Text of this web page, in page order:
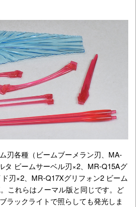
刃各種（ビームブーメラン刃、MA-
タ ビームサーベル刃×2、MR-Q15Aグ
刃×2、MR-Q17Xグリフォン2 ビーム
これらはノーマル版と同じです。ど
ラックライトで照らしても発光しま